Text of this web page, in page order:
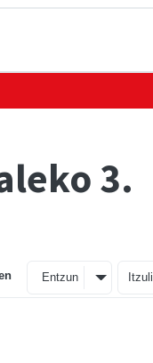
3.
Entzun Itzuli